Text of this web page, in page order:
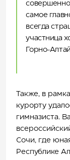
совершенно
самое
всегда
участница
Горно-
Также, в
курорту
гимназиста.
Сочи, где
Республике